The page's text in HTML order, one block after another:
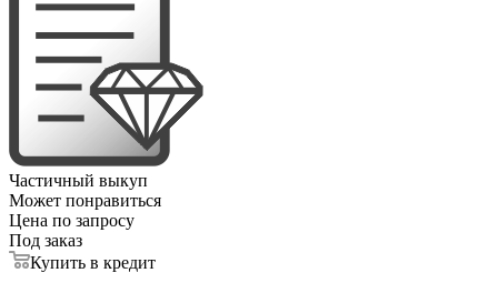
Частичный выкуп
Может понравиться
Цена по запросу
Под заказ
Купить в кредит